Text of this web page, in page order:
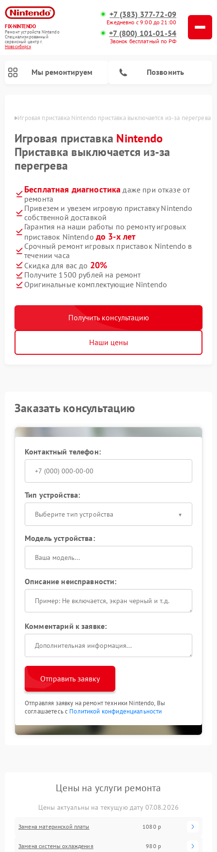
FIX-NINTENDO
Ремонт устройств Nintendo
Специализированный
cервисный центр г.
Новосибирск
+7 (383) 377-72-09
Ежедневно с 9:00 до 21:00
+7 (800) 101-01-54
Звонок бесплатный по РФ
Мы ремонтируем Позвонить
Игровая приставка Nintendo приставка выключается из-за перегрева
Игровая приставка Nintendo
Приставка выключается из-за
перегрева
Бесплатная диагностика даже при отказе от
ремонта
Привезем и увезем игровую приставку Nintendo
собственной доставкой
Гарантия на наши работы по ремонту игровых
приставок Nintendo до 3-х лет
Срочный ремонт игровых приставок Nintendo в
течении часа
Скидка для вас до 20%
Получите 1500 рублей на ремонт
Оригинальные комплектующие Nintendo
Получить консультацию
Наши цены
Заказать консультацию
Контактный телефон:
Тип устройства:
Выберите тип устройства
Модель устройства:
Описание неисправности:
Комментарий к заявке:
Отправить заявку
Отправляя заявку на ремонт техники Nintendo, Вы
соглашаетесь с Политикой конфиденциальности
Цены на услуги ремонта
Цены актуальны на текущую дату 07.08.2026
Замена материнской платы 1080 р
Замена системы охлаждения 980 р